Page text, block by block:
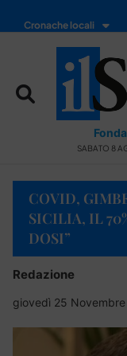
Cronache locali
SABATO 8
COVID,
SICILIA, IL
DOSI”
Redazione
giovedì 25 Novembre